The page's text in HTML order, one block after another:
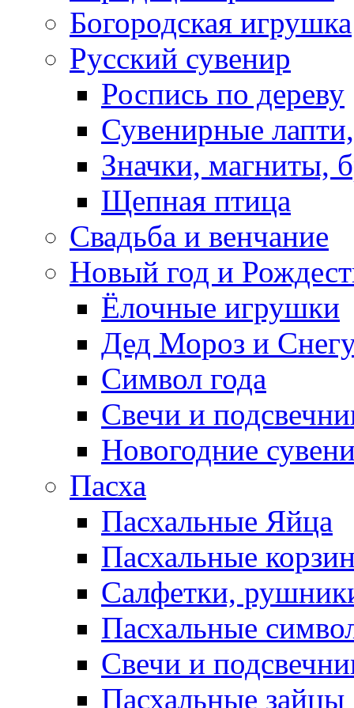
Богородская игрушка
Русский сувенир
Роспись по дереву
Сувенирные
Значки, магниты,
Щепная птица
Свадьба и венчание
Новый год и
Ёлочные игрушки
Дед Мороз и
Символ года
Свечи и
Новогодние
Пасха
Пасхальные Яйца
Пасхальные
Салфетки,
Пасхальные
Свечи и
Пасхальные зайцы